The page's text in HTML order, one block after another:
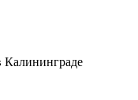
Калининграде